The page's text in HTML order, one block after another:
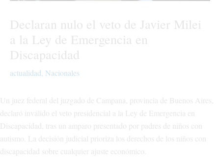
Declaran nulo el veto de Javier Milei
a la Ley de Emergencia en
Discapacidad
actualidad, Nacionales
Un juez federal del juzgado de Campana, provincia de Buenos Aires,
declaró inválido el veto presidencial a la Ley de Emergencia en
Discapacidad, tras un amparo presentado por padres de niños con
autismo. La decisión judicial prioriza los derechos de los niños con
discapacidad sobre cualquier ajuste económico.